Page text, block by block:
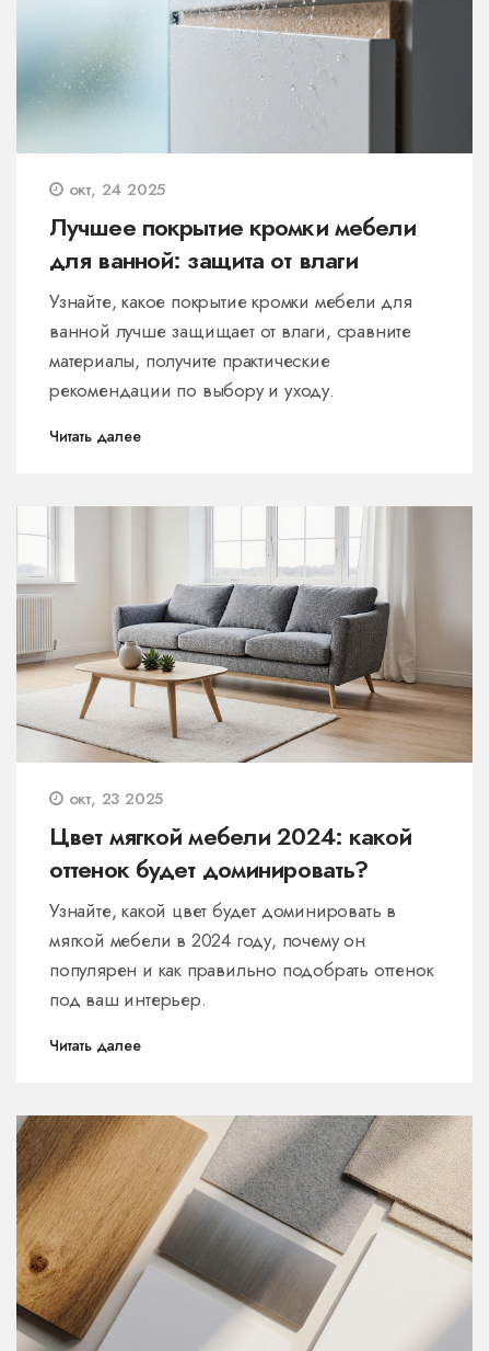
окт, 24 2025
Лучшее покрытие кромки мебели
для ванной: защита от влаги
Узнайте, какое покрытие кромки мебели для
ванной лучше защищает от влаги, сравните
материалы, получите практические
рекомендации по выбору и уходу.
Читать далее
окт, 23 2025
Цвет мягкой мебели 2024: какой
оттенок будет доминировать?
Узнайте, какой цвет будет доминировать в
мягкой мебели в 2024 году, почему он
популярен и как правильно подобрать оттенок
под ваш интерьер.
Читать далее